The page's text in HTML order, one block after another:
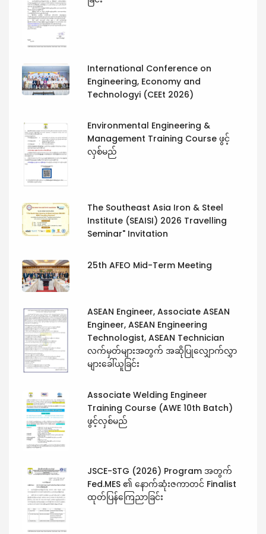
International Conference on
Engineering, Economy and
Technologyi (CEEt 2026)
Environmental Engineering &
Management Training Course ဖွင့်
လှစ်မည်
The Southeast Asia Iron & Steel
Institute (SEAISI) 2026 Travelling
Seminar" Invitation
25th AFEO Mid-Term Meeting
ASEAN Engineer, Associate ASEAN
Engineer, ASEAN Engineering
Technologist, ASEAN Technician
လက်မှတ်များအတွက် အဆိုပြုလျှောက်လွှာ
များခေါ်ယူခြင်း
Associate Welding Engineer
Training Course (AWE 10th Batch)
ဖွင့်လှစ်မည်
JSCE-STG (2026) Program အတွက်
Fed.MES ၏ နောက်ဆုံးဇကာတင် Finalist
ထုတ်ပြန်ကြေညာခြင်း